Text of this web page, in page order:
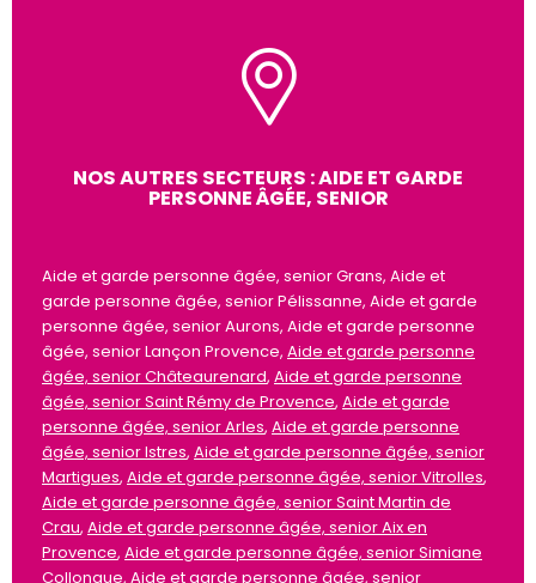
NOS AUTRES SECTEURS : AIDE ET GARDE
PERSONNE ÂGÉE, SENIOR
Aide et garde personne âgée, senior Grans, Aide et
garde personne âgée, senior Pélissanne, Aide et garde
personne âgée, senior Aurons, Aide et garde personne
âgée, senior Lançon Provence, Aide et garde personne
âgée, senior Châteaurenard, Aide et garde personne
âgée, senior Saint Rémy de Provence, Aide et garde
personne âgée, senior Arles, Aide et garde personne
âgée, senior Istres, Aide et garde personne âgée, senior
Martigues, Aide et garde personne âgée, senior Vitrolles,
Aide et garde personne âgée, senior Saint Martin de
Crau, Aide et garde personne âgée, senior Aix en
Provence, Aide et garde personne âgée, senior Simiane
Collongue, Aide et garde personne âgée, senior